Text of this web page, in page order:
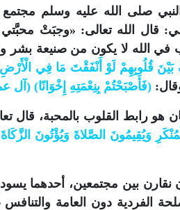
النبي صلى الله عليه وسلم
قال الله تعالى: «وجبَتْ محبَّتي
في الله لا يكون من صنيعة بشر
قُلُوبِهِمْ لَوْ أَنْفَقْتَ مَا فِي الْأَرْضِ
(فَأَصْبَحْتُمْ بِنِعْمَتِهِ إِخْوَانًا) (آل
هو رابط القلوب بالمحبة، قال
وَيُقِيمُونَ الصَّلاةَ وَيُؤْتُونَ
نقارن بين مجتمعين، أحدهما
الفردية دون العامة